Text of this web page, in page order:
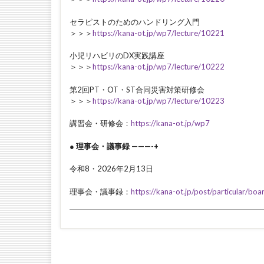
セラピストのためのハンドリング入門
＞＞＞https://kana-ot.jp/wp7/lecture/10221
小児リハビリのDX実践講座
＞＞＞https://kana-ot.jp/wp7/lecture/10222
第2回PT・OT・ST合同災害対策研修会
＞＞＞https://kana-ot.jp/wp7/lecture/10223
講習会・研修会： https://kana-ot.jp/wp7
● 理事会・議事録 ———-+
令和8・2026年2月13日
理事会・議事録： https://kana-ot.jp/post/particular/